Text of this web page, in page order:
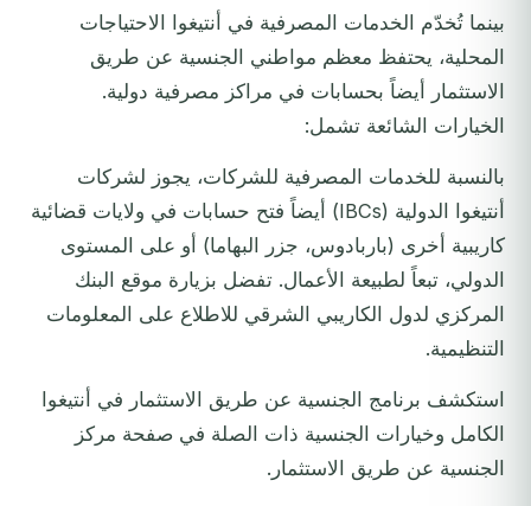
بينما تُخدّم الخدمات المصرفية في أنتيغوا الاحتياجات
المحلية، يحتفظ معظم مواطني الجنسية عن طريق
الاستثمار أيضاً بحسابات في مراكز مصرفية دولية.
الخيارات الشائعة تشمل:
بالنسبة للخدمات المصرفية للشركات، يجوز لشركات
أنتيغوا الدولية (IBCs) أيضاً فتح حسابات في ولايات قضائية
كاريبية أخرى (باربادوس، جزر البهاما) أو على المستوى
الدولي، تبعاً لطبيعة الأعمال. تفضل بزيارة موقع البنك
المركزي لدول الكاريبي الشرقي للاطلاع على المعلومات
التنظيمية.
استكشف برنامج الجنسية عن طريق الاستثمار في أنتيغوا
الكامل وخيارات الجنسية ذات الصلة في صفحة مركز
الجنسية عن طريق الاستثمار .